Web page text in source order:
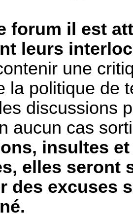
forum il est
leurs
une
la politique de
discussions
aucun cas
insultes
elles seront
des excuses